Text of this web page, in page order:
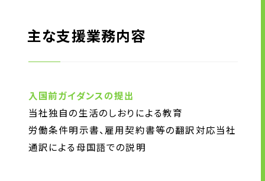
主な支援業務内容
入国前ガイダンスの提出
当社独自の生活のしおりによる教育
労働条件明示書、雇用契約書等の翻訳対応当社
通訳による母国語での説明